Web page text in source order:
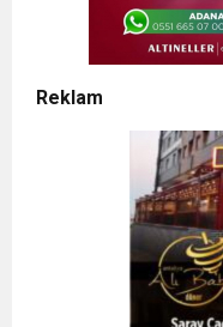
Reklam